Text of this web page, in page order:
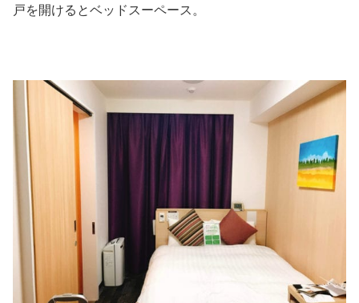
戸を開けるとベッドスーペース。